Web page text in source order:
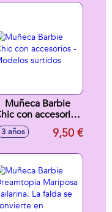
hippy fashion -
Muñeca Barbie
con accesorios
Modelos surtidos
3 años 9,50 €